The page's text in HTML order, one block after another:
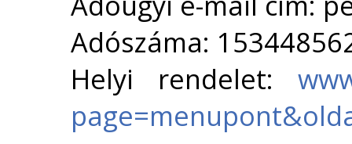
Adószáma:
Helyi rendelet: